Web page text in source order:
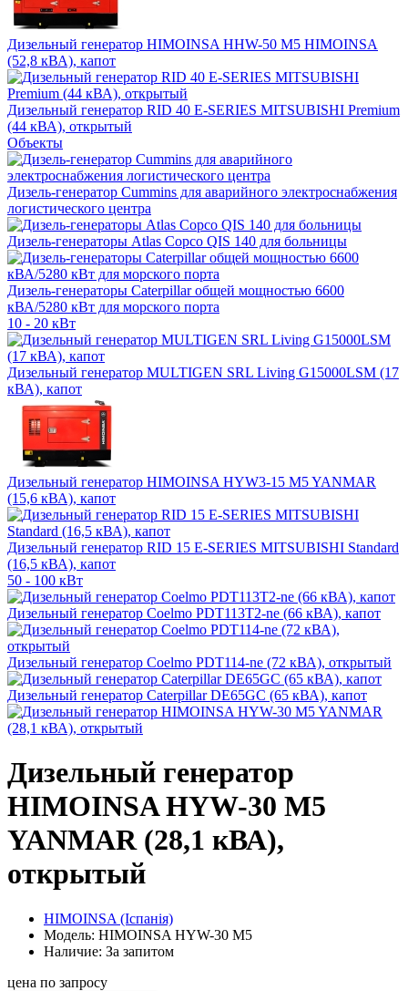
Дизельный генератор HIMOINSA HHW-50 M5 HIMOINSA
(52,8 кВА), капот
Дизельный генератор RID 40 E-SERIES MITSUBISHI Premium
(44 кВА), открытый
Объекты
Дизель-генератор Cummins для аварийного электроснабжения
логистического центра
Дизель-генераторы Atlas Copco QIS 140 для больницы
Дизель-генераторы Caterpillar общей мощностью 6600
кВА/5280 кВт для морского порта
10 - 20 кВт
Дизельный генератор MULTIGEN SRL Living G15000LSM (17
кВА), капот
Дизельный генератор HIMOINSA HYW3-15 M5 YANMAR
(15,6 кВА), капот
Дизельный генератор RID 15 E-SERIES MITSUBISHI Standard
(16,5 кВА), капот
50 - 100 кВт
Дизельный генератор Coelmo PDT113T2-ne (66 кВА), капот
Дизельный генератор Coelmo PDT114-ne (72 кВА), открытый
Дизельный генератор Caterpillar DE65GC (65 кВА), капот
Дизельный генератор
HIMOINSA HYW-30 M5
YANMAR (28,1 кВА),
открытый
HIMOINSA (Іспанія)
Модель: HIMOINSA HYW-30 M5
Наличие: За запитом
цена по запросу